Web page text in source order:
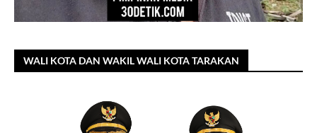
WALI KOTA DAN WAKIL WALI KOTA TARAKAN